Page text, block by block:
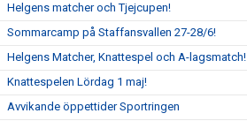
Helgens matcher och Tjejcupen!
Sommarcamp på Staffansvallen 27-28/6!
Helgens Matcher, Knattespel och A-lagsmatch!
Knattespelen Lördag 1 maj!
Avvikande öppettider Sportringen